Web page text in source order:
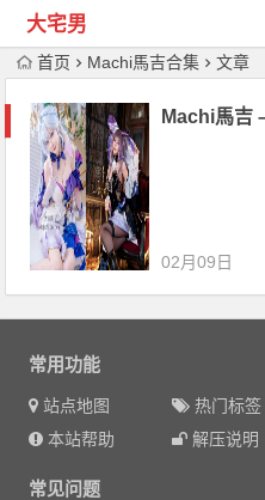
大宅男
首页 Machi馬吉合集 文章
Machi馬吉
02月09日
常用功能
站点地图 热门标签
本站帮助
解压说明
常见问题